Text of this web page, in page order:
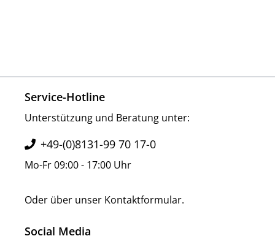
Service-Hotline
Unterstützung und Beratung unter:
+49-(0)8131-99 70 17-0
Mo-Fr 09:00 - 17:00 Uhr
Oder über unser Kontaktformular.
Social Media